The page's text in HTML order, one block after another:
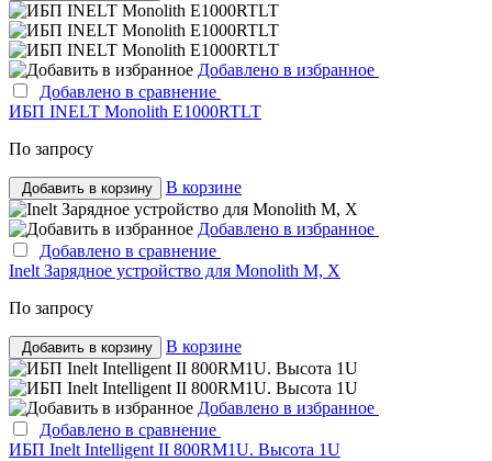
Добавлено в избранное
Добавлено в сравнение
ИБП INELT Monolith E1000RTLT
По запросу
Добавить в корзину В корзине
Добавлено в избранное
Добавлено в сравнение
Inelt Зарядное устройство для Monolith M, X
По запросу
Добавить в корзину В корзине
Добавлено в избранное
Добавлено в сравнение
ИБП Inelt Intelligent II 800RM1U. Высота 1U